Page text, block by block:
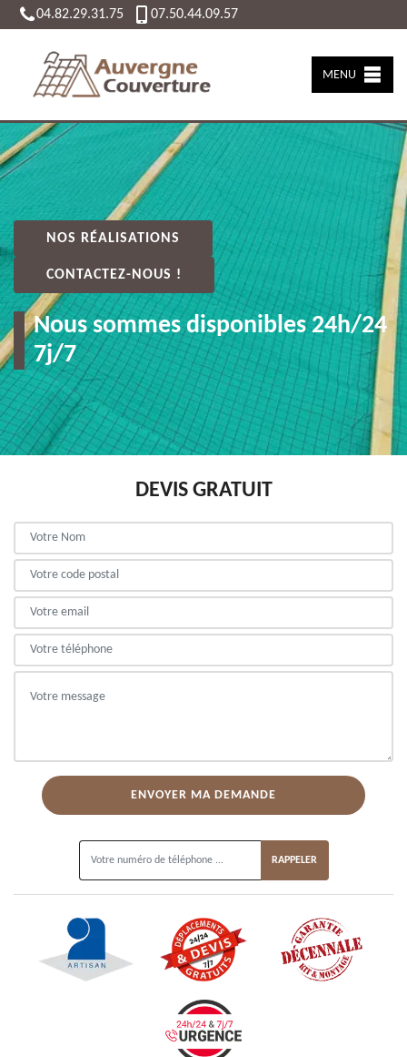
04.82.29.31.75 07.50.44.09.57
MENU
NOS RÉALISATIONS
CONTACTEZ-NOUS !
Nous sommes disponibles 24h/24
7j/7
DEVIS GRATUIT